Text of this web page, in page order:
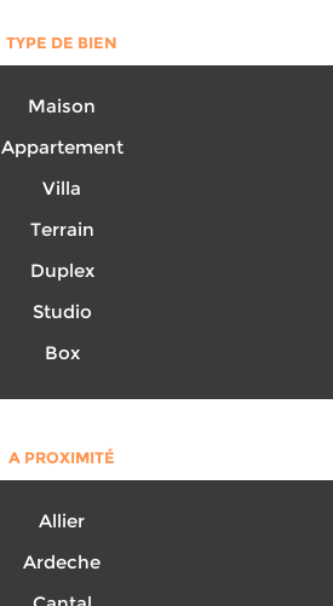
TYPE DE BIEN
Maison
Appartement
Villa
Terrain
Duplex
Studio
Box
A PROXIMITÉ
Allier
Ardeche